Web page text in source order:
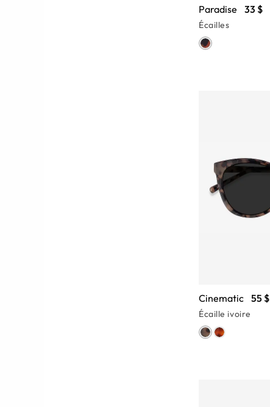
Paradise 33 $
Écailles
Cinematic 55 $
Écaille ivoire